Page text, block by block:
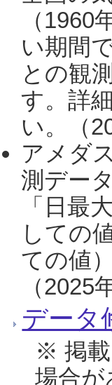
（
い期間
との観
す。詳
い。（
アメダ
測デー
「日最
しての
ての値
（2025
データ
※ 掲載
場合が